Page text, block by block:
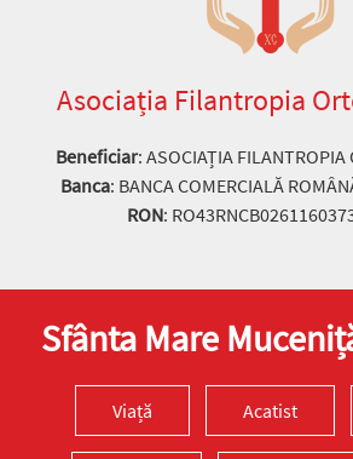
Asociația Filantropia
Beneficiar: ASOCIAȚIA FILANTROPIA
Banca: BANCA COMERCIALĂ
RON:
Sfânta Mare
Viață Acatist